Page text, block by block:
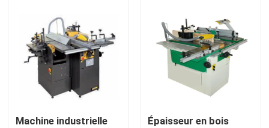
nouvelles
Tous les cas
Équipement de chargement pour la construction
Machine industrielle
Épaisseur en bois